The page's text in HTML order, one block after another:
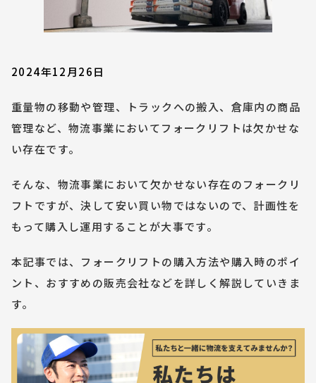
2024年12月26日
重量物の移動や管理、トラックへの搬入、倉庫内の商品
管理など、物流事業においてフォークリフトは欠かせな
い存在です。
そんな、物流事業において欠かせない存在のフォークリ
フトですが、決して安い買い物ではないので、計画性を
もって購入し運用することが大事です。
本記事では、フォークリフトの購入方法や購入時のポイ
ント、おすすめの販売会社などを詳しく解説していきま
す。